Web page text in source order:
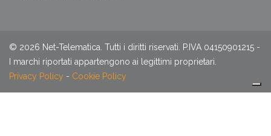
© 2026 Net-Telematica. Tutti i diritti riservati. P.IVA 04150901215 -
I marchi riportati appartengono ai legittimi proprietari.
Privacy Policy - Cookie Policy